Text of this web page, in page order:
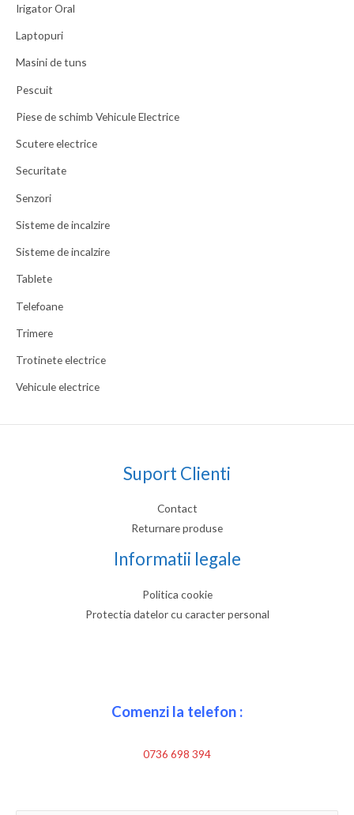
Irigator Oral
Laptopuri
Masini de tuns
Pescuit
Piese de schimb Vehicule Electrice
Scutere electrice
Securitate
Senzori
Sisteme de incalzire
Sisteme de incalzire
Tablete
Telefoane
Trimere
Trotinete electrice
Vehicule electrice
Suport Clienti
Contact
Returnare produse
Informatii legale
Politica cookie
Protectia datelor cu caracter personal
Comenzi la telefon :
0736 698 394